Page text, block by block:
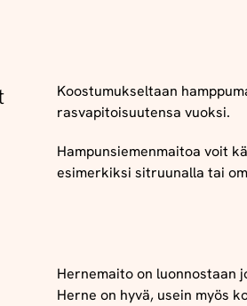
Koostumukseltaan
rasvapitoisuutensa vuoksi.
Hampunsiemenmaitoa voit
esimerkiksi sitruunalla tai
Hernemaito on luonnostaan
Herne on hyvä, usein myös